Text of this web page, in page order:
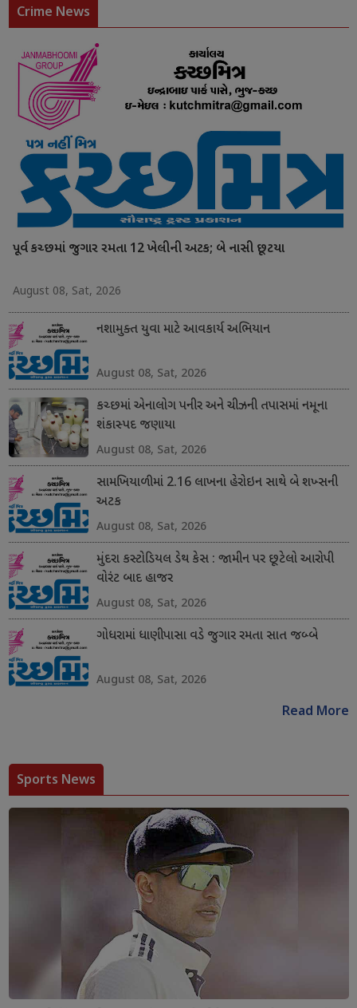
Crime News
પૂર્વ કચ્છમાં જુગાર રમતા 12 ખેલીની અટક; બે નાસી છૂટયા
August 08, Sat, 2026
નશામુક્ત યુવા માટે આવકાર્ય અભિયાન
August 08, Sat, 2026
કચ્છમાં એનાલોગ પનીર અને ચીઝની તપાસમાં નમૂના
શંકાસ્પદ જણાયા
August 08, Sat, 2026
સામખિયાળીમાં 2.16 લાખના હેરોઇન સાથે બે શખ્સની
અટક
August 08, Sat, 2026
મુંદરા કસ્ટોડિયલ ડેથ કેસ : જામીન પર છૂટેલો આરોપી
વોરંટ બાદ હાજર
August 08, Sat, 2026
ગોધરામાં ધાણીપાસા વડે જુગાર રમતા સાત જબ્બે
August 08, Sat, 2026
Read More
Sports News